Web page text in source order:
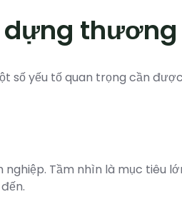
số yếu tố quan trọng cần
Tầm nhìn là mục tiêu